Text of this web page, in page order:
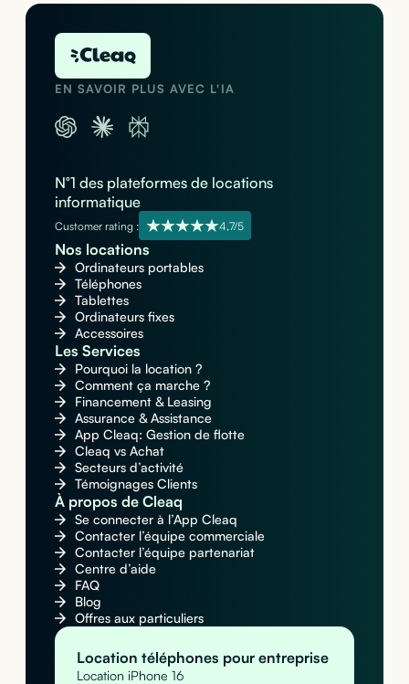
EN SAVOIR PLUS AVEC L'IA
N°1 des plateformes de locations
informatique
Customer rating : 4,7/5
Nos locations
Ordinateurs portables
Téléphones
Tablettes
Ordinateurs fixes
Accessoires
Les Services
Pourquoi la location ?
Comment ça marche ?
Financement & Leasing
Assurance & Assistance
App Cleaq: Gestion de flotte
Cleaq vs Achat
Secteurs d’activité
Témoignages Clients
À propos de Cleaq
Se connecter à l’App Cleaq
Contacter l’équipe commerciale
Contacter l’équipe partenariat
Centre d’aide
FAQ
Blog
Offres aux particuliers
Location téléphones pour entreprise
Location iPhone 16